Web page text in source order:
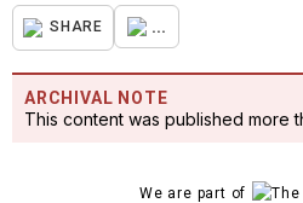
SHARE ...
ARCHIVAL NOTE
This content was published more
We are part of